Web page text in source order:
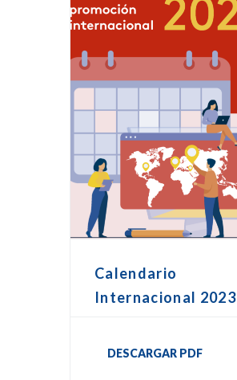
Calendario
Internacional 2023
DESCARGAR PDF